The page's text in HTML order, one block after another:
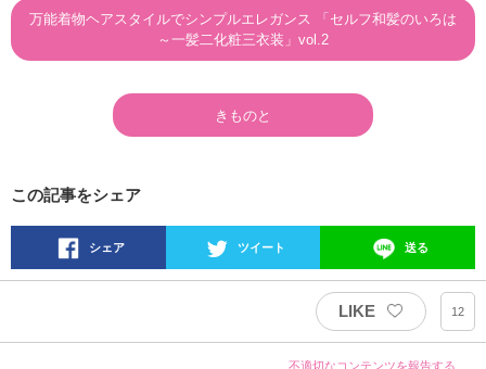
万能着物ヘアスタイルでシンプルエレガンス 「セルフ和髪のいろは
～一髪二化粧三衣装」vol.2
きものと
この記事をシェア
シェア ツイート 送る
LIKE 12
不適切なコンテンツを報告する